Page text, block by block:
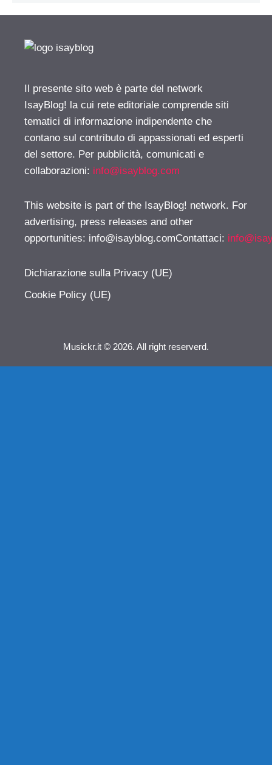
Il presente sito web è parte del network
IsayBlog! la cui rete editoriale comprende siti
tematici di informazione indipendente che
contano sul contributo di appassionati ed esperti
del settore. Per pubblicità, comunicati e
collaborazioni: info@isayblog.com
This website is part of the IsayBlog! network. For
advertising, press releases and other
opportunities: info@isayblog.comContattaci:
Dichiarazione sulla Privacy (UE)
Cookie Policy (UE)
Musickr.it © 2026. All right reserverd.